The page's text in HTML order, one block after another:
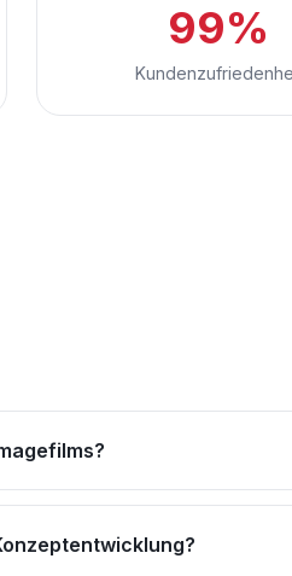
99%